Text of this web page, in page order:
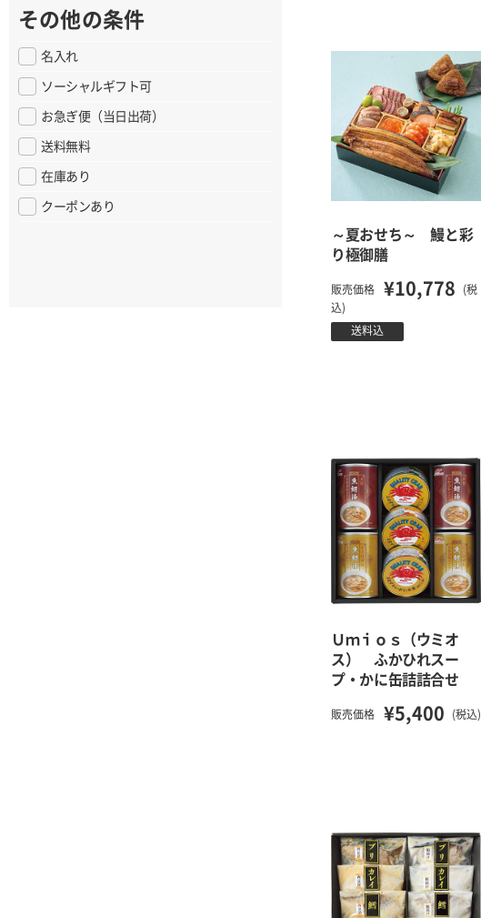
～夏おせち～ 鰻と彩
り極御膳
販売価格 ¥10,778
(税
込)
送料込
Ｕｍｉｏｓ（ウミオ
ス） ふかひれスー
プ・かに缶詰詰合せ
販売価格 ¥5,400 (税込)
その他の条件
名入れ
ソーシャルギフト可
お急ぎ便（当日出荷）
送料無料
在庫あり
クーポンあり